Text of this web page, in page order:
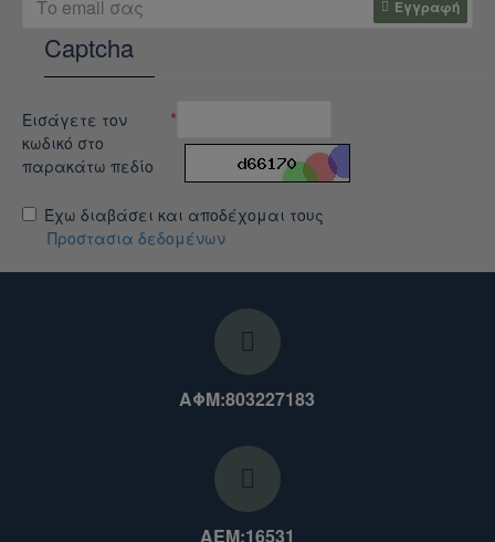
Εγγραφή
Captcha
Εισάγετε τον
κωδικό στο
παρακάτω πεδίο
Έχω διαβάσει και αποδέχομαι τους
Προστασια δεδομένων
ΑΦΜ:803227183
ΑΕΜ:16531